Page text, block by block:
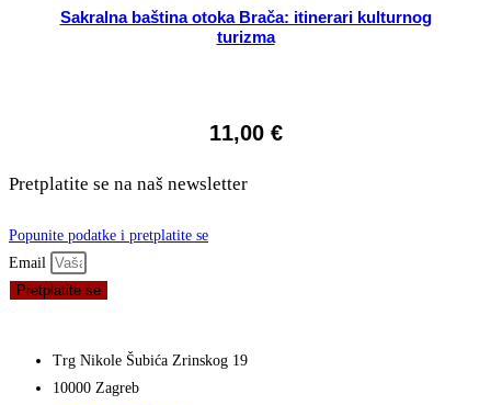
Sakralna baština otoka Brača: itinerari kulturnog
turizma
11,00 €
Pretplatite se na naš newsletter
Popunite podatke i pretplatite se
Email
Pretplatite se
Trg Nikole Šubića Zrinskog 19
10000 Zagreb